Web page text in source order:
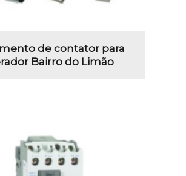
de contator para
Bairro do Limão